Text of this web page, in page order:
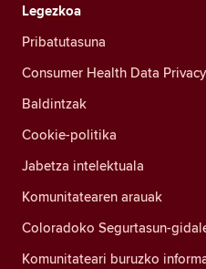
Legezkoa
Pribatutasuna
Consumer Health Data
Baldintzak
Cookie-politika
Jabetza intelektuala
Komunitatearen arauak
Coloradoko Segurtasun-
Komunitateari buruzko